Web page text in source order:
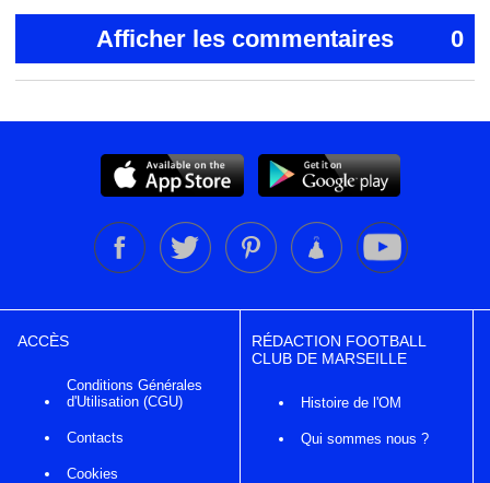
Afficher les commentaires 0
ACCÈS
Conditions Générales
d'Utilisation (CGU)
Contacts
Cookies
RÉDACTION FOOTBALL
CLUB DE MARSEILLE
Histoire de l'OM
Qui sommes nous ?